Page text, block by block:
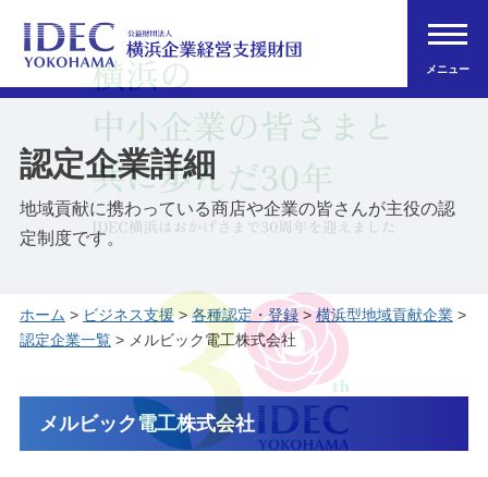
メニュー
認定企業詳細
地域貢献に携わっている商店や企業の皆さんが主役の認
定制度です。
ホーム > ビジネス支援>各種認定・登録>横浜型地域貢献企業>
認定企業一覧> メルビック電工株式会社
メルビック電工株式会社